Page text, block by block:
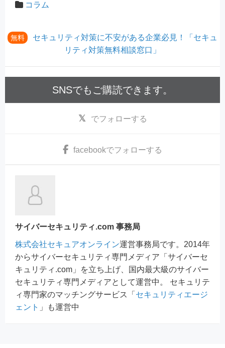
コラム
無料
セキュリティ対策に不安がある企業必見！「セキュ
リティ対策無料相談窓口」
SNSでもご購読できます。
でフォローする
facebookでフォローする
サイバーセキュリティ.com 事務局
株式会社セキュアオンライン運営事務局です。2014年
からサイバーセキュリティ専門メディア「サイバーセ
キュリティ.com」を立ち上げ、国内最大級のサイバー
セキュリティ専門メディアとして運営中。 セキュリテ
ィ専門家のマッチングサービス「 セキュリティエージ
ェント 」も運営中